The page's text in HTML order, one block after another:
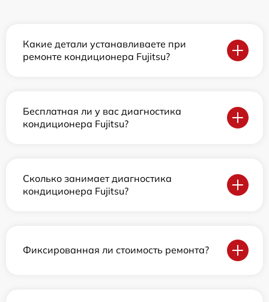
Какие детали устанавливаете при
ремонте кондиционера Fujitsu?
Бесплатная ли у вас диагностика
кондиционера Fujitsu?
Сколько занимает диагностика
кондиционера Fujitsu?
Фиксированная ли стоимость ремонта?